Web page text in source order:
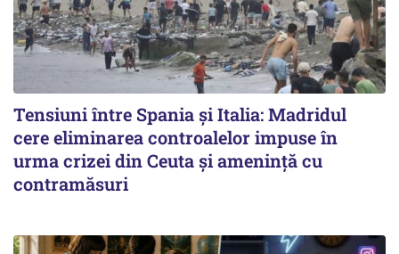
Tensiuni între Spania și Italia: Madridul
cere eliminarea controalelor impuse în
urma crizei din Ceuta și amenință cu
contramăsuri